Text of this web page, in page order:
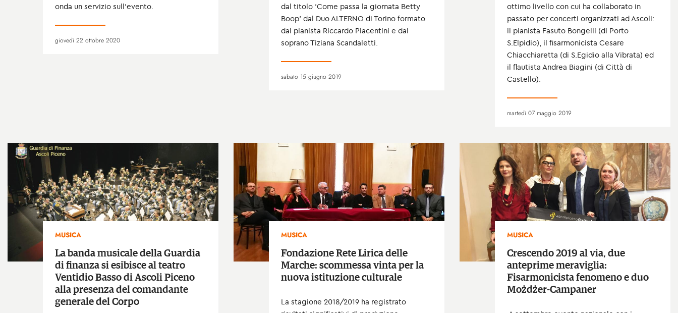
onda un servizio sull'evento.
giovedì 22 ottobre 2020
dal titolo 'Come passa la giornata Betty
Boop' dal Duo ALTERNO di Torino formato
dal pianista Riccardo Piacentini e dal
soprano Tiziana Scandaletti.
sabato 15 giugno 2019
ottimo livello con cui ha collaborato in
passato per concerti organizzati ad Ascoli:
il pianista Fasuto Bongelli (di Porto
S.Elpidio), il fisarmonicista Cesare
Chiacchiaretta (di S.Egidio alla Vibrata) ed
il flautista Andrea Biagini (di Città di
Castello).
martedì 07 maggio 2019
MUSICA
La banda musicale della Guardia
di finanza si esibisce al teatro
Ventidio Basso di Ascoli Piceno
alla presenza del comandante
generale del Corpo
MUSICA
Fondazione Rete Lirica delle
Marche: scommessa vinta per la
nuova istituzione culturale
La stagione 2018/2019 ha registrato
MUSICA
Crescendo 2019 al via, due
anteprime meraviglia:
Fisarmonicista fenomeno e duo
Możdżer-Campaner